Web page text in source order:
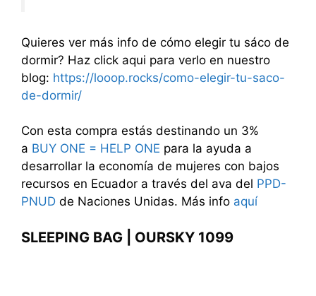
Quieres ver más info de cómo elegir tu sáco de
dormir? Haz click aqui para verlo en nuestro
blog: https://looop.rocks/como-elegir-tu-saco-
de-dormir/
Con esta compra estás destinando un 3%
a BUY ONE = HELP ONE para la ayuda a
desarrollar la economía de mujeres con bajos
recursos en Ecuador a través del ava del PPD-
PNUD de Naciones Unidas. Más info aquí
SLEEPING BAG | OURSKY 1099